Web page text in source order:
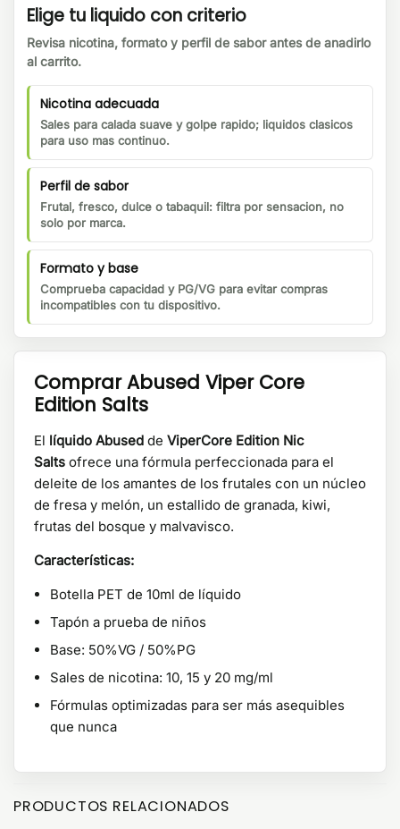
Elige tu liquido con criterio
Revisa nicotina, formato y perfil de sabor antes de anadirlo
al carrito.
Nicotina adecuada
Sales para calada suave y golpe rapido; liquidos clasicos
para uso mas continuo.
Perfil de sabor
Frutal, fresco, dulce o tabaquil: filtra por sensacion, no
solo por marca.
Formato y base
Comprueba capacidad y PG/VG para evitar compras
incompatibles con tu dispositivo.
Comprar Abused Viper Core
Edition Salts
El líquido Abused de ViperCore Edition Nic
Salts ofrece una fórmula perfeccionada para el
deleite de los amantes de los frutales con un núcleo
de fresa y melón, un estallido de granada, kiwi,
frutas del bosque y malvavisco.
Características:
Botella PET de 10ml de líquido
Tapón a prueba de niños
Base: 50%VG / 50%PG
Sales de nicotina: 10, 15 y 20 mg/ml
Fórmulas optimizadas para ser más asequibles
que nunca
PRODUCTOS RELACIONADOS